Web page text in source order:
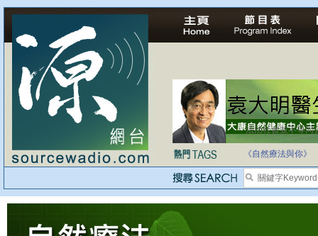
法治社會並不等同
自家教育合法化-
《自然療法與你》